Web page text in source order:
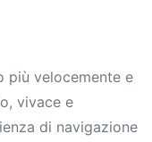
più velocemente e
vivace e
di navigazione